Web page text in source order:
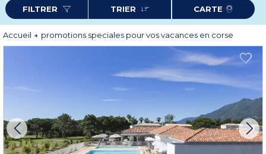
FILTRER TRIER CARTE
Accueil promotions speciales pour vos vacances en corse